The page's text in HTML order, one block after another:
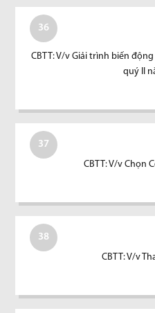
36
CBTT: V/v Giải trình biến
quý II
37
CBTT: V/v Chọn
38
CBTT: V/v